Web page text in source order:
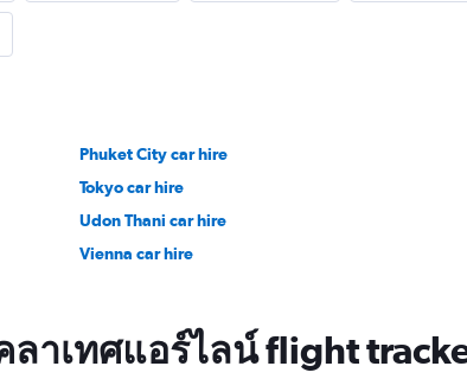
Phuket City car hire
Tokyo car hire
Udon Thani car hire
Vienna car hire
ลาเทศแอร์ไลน์ flight